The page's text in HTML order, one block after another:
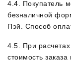
4.4. Покупатель
безналичной
Пэй.
Способ
4.5. При
стоимость